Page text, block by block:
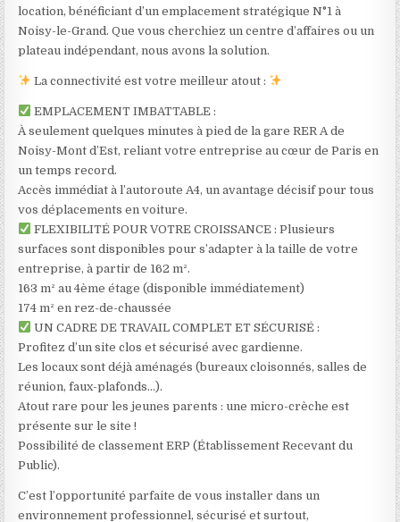
location, bénéficiant d’un emplacement stratégique N°1 à
Noisy-le-Grand. Que vous cherchiez un centre d’affaires ou un
plateau indépendant, nous avons la solution.
La connectivité est votre meilleur atout :
EMPLACEMENT IMBATTABLE :
À seulement quelques minutes à pied de la gare RER A de
Noisy-Mont d’Est, reliant votre entreprise au cœur de Paris en
un temps record.
Accès immédiat à l’autoroute A4, un avantage décisif pour tous
vos déplacements en voiture.
FLEXIBILITÉ POUR VOTRE CROISSANCE : Plusieurs
surfaces sont disponibles pour s’adapter à la taille de votre
entreprise, à partir de 162 m².
163 m² au 4ème étage (disponible immédiatement)
174 m² en rez-de-chaussée
UN CADRE DE TRAVAIL COMPLET ET SÉCURISÉ :
Profitez d’un site clos et sécurisé avec gardienne.
Les locaux sont déjà aménagés (bureaux cloisonnés, salles de
réunion, faux-plafonds…).
Atout rare pour les jeunes parents : une micro-crèche est
présente sur le site !
Possibilité de classement ERP (Établissement Recevant du
Public).
C’est l’opportunité parfaite de vous installer dans un
environnement professionnel, sécurisé et surtout,